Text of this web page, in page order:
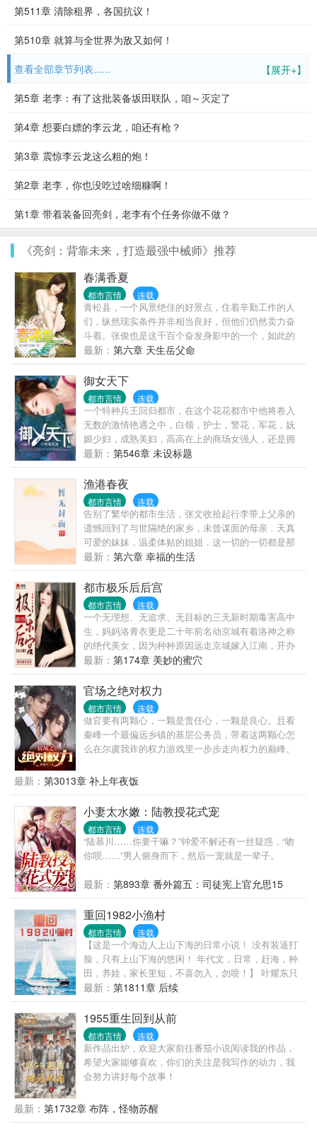
第511章 清除租界，各国抗议！
第510章 就算与全世界为敌又如何！
【展开+】
查看全部章节列表......
第5章 老李：有了这批装备坂田联队，咱～灭定了
第4章 想要白嫖的李云龙，咱还有枪？
第3章 震惊李云龙这么粗的炮！
第2章 老李，你也没吃过啥细糠啊！
第1章 带着装备回亮剑，老李有个任务你做不做？
《亮剑：背靠未来，打造最强中械师》推荐
春满香夏
都市言情 连载
青松县，一个风景绝佳的好景点，住着辛勤工作的人
们，纵然现实条件并非相当良好，但他们仍然卖力奋
斗着。张俊也是这千百个奋发身影中的一个，如此的
平凡，如果没有意外的话，张俊、叶子、莲婶一家人
应该会这样祥和、平静的过完这辈子，但现实让他们
走上另一条不同的路……
最新： 第六章 天生岳父命
御女天下
都市言情 连载
一个特种兵王回归都市，在这个花花都市中他将卷入
无数的激情艳遇之中，白领，护士，警花，军花，妩
媚少妇，成熟美妇，高高在上的商场女强人，还是拥
有无数粉丝的女明星！
最新： 第546章 未设标题
渔港春夜
都市言情 连载
告别了繁华的都市生活，张文收拾起行李带上父亲的
遗憾回到了与世隔绝的家乡，未曾谋面的母亲．天真
可爱的妹妹，温柔体贴的姐姐．这一切的一切都是那
么的陌生和熟悉. 但习惯了都市生活的他在这能习惯这
种日出而作，日落而息．听着海潮的寂寞生活吗？当
他发现这里有太多值得去发掘的乐趣时，生活也变得
精彩起来．寂寞的海潮也变成了激情的春潮． 【故事
的发生地是一个无视人伦的小渔村,咳咳】 这里的一切
都是那么的传
最新： 第六章 幸福的生活
都市极乐后后宫
都市言情 连载
一个无理想、无追求、无目标的三无新时期毒害高中
生，妈妈洛青衣更是二十年前名动京城有着洛神之称
的绝代美女，因为种种原因远走京城嫁入江南，开办
女子美颜养生的红颜馆，那是女人的天堂！ 意外开启
家传之宝——极乐美人图！一夜蜕变的他踏入了香艳
绝色的极品女神收藏之路！ 无数绝代佳丽粉墨登场！
御姐、女王、温婉美少妇、雍容熟~妇、娇俏少女、纯
情萝~~莉和那有点小邪恶的幼幼甚至于具有发展潜力
埋没的极品女人，用洛草那坏坏的话叫做：“一切都不
是问题，能发展就是硬道理，我们要走宁收错不放过
的全面收藏之路！”
最新： 第174章 美妙的蜜穴
官场之绝对权力
都市言情 连载
做官要有两颗心，一颗是责任心，一颗是良心。且看
秦峰一个最偏远乡镇的基层公务员，带着这两颗心怎
么在尔虞我诈的权力游戏里一步步走向权力的巅峰。
最新： 第3013章 补上年夜饭
小妻太水嫩：陆教授花式宠
都市言情 连载
“陆慕川……你要干嘛？”钟爱不解还有一丝疑惑，“吻
你呗……”男人俯身而下，然后一宠就是一辈子。
最新： 第893章 番外篇五：司徒宪上官允思15
重回1982小渔村
都市言情 连载
【这是一个海边人上山下海的日常小说！ 没有装逼打
脸，只有上山下海的悠闲！ 年代文，日常，赶海，种
田，养娃，家长里短，不喜勿入，勿喷！】 叶耀东只
是睡不着觉，想着去甲板上吹吹风，尿个尿，没想到
掉海里回到了1982年。 还是那个熟悉的小渔村，只是
他已经不是年轻时候的他了。 混账了半辈子，这回他
想好好来过的，只是怎么一个个都不相信呢…… 上辈
子没出息，这辈子他也没什么大理想大志向，只想挽
回遗憾，跟老婆好好过日子，一家子平安喜乐就好。
【说明一下，改笔名了，原来是叫“一杯冰柠檬水”，现
在改为“米饭的米”】
最新： 第1811章 后续
1955重生回到从前
都市言情 连载
新作品出炉，欢迎大家前往番茄小说阅读我的作品，
希望大家能够喜欢，你们的关注是我写作的动力，我
会努力讲好每个故事！
最新： 第1732章 布阵，怪物苏醒